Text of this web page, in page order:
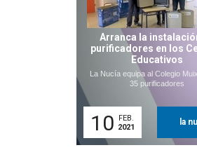
Arranca la
purificadores en los
Educativos
La Nucía equipa al Colegio
35 purificadores
10
FEB.
2021
la